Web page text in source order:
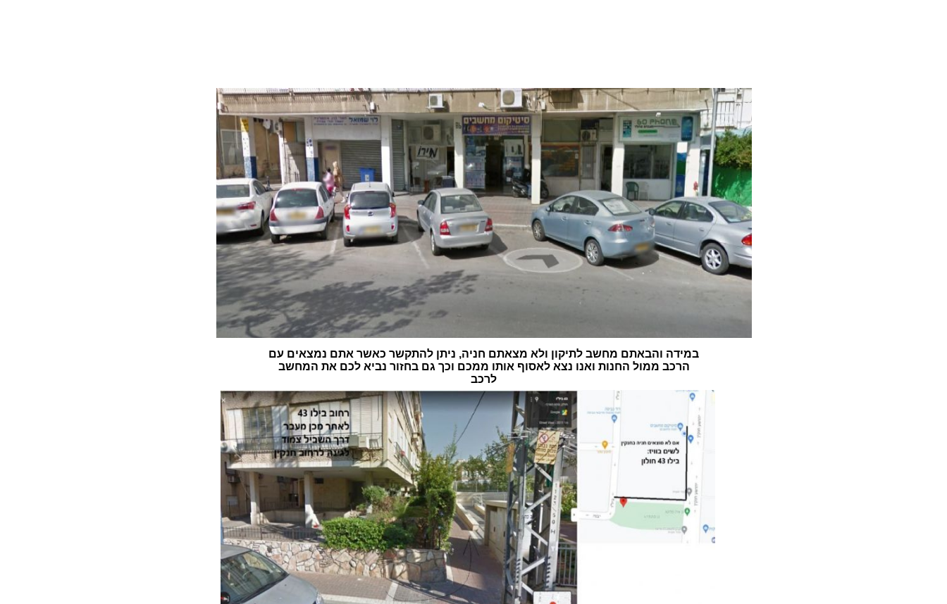
במידה והבאתם מחשב לתיקון ולא מצאתם חניה, ניתן להתקשר כאשר אתם נמצאים עם
הרכב ממול החנות ואנו נצא לאסוף אותו ממכם וכך גם בחזור נביא לכם את המחשב
לרכב